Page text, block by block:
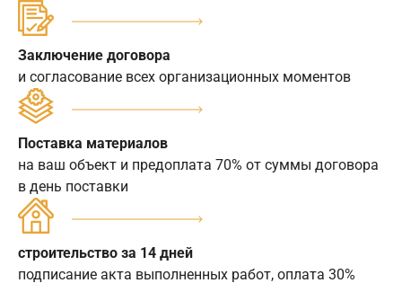
Заключение договора
и согласование всех организационных моментов
Поставка материалов
на ваш объект и предоплата 70% от суммы договора
в день поставки
строительство за 14 дней
подписание акта выполненных работ, оплата 30%